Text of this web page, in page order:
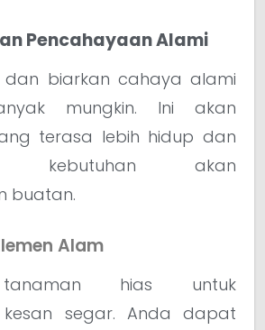
Pencahayaan Alami
dan biarkan cahaya alami
mungkin. Ini akan
terasa lebih hidup dan
kebutuhan akan
buatan.
Alam
hias untuk
kesan segar. Anda dapat